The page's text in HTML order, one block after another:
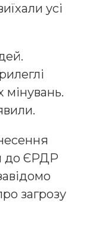
усі
мінувань.
до ЄРДР
загрозу